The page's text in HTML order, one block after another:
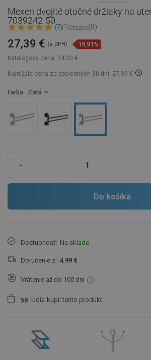
Mexen dvojité otočné držiaky na
7039242-50
(7) Otázky(0)
Katalógová cena: 34,20 €
27,39 € (s DPH) 19,91%
Najnižšia cena za posledných 30 dní: 27,39 €
Farba - Zlatá
-
Do košíka
Dostupnosť: Na sklade
Doručenie z: 4.99 €
Vrátenie až do 100 dní
58 ľudia kúpil tento produkt.